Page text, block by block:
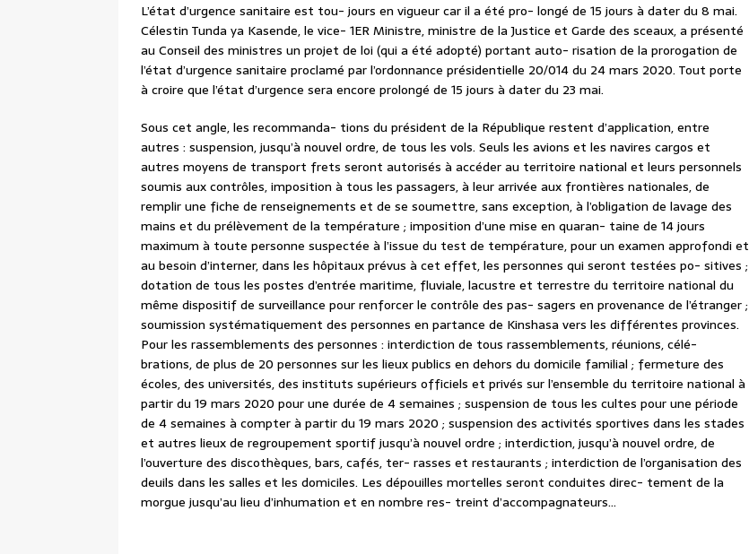
L’état d’urgence sanitaire est tou- jours en vigueur car il a été pro- longé de 15 jours à dater du 8 mai.
Célestin Tunda ya Kasende, le vice- 1ER Ministre, ministre de la Justice et Garde des sceaux, a présenté
au Conseil des ministres un projet de loi (qui a été adopté) portant auto- risation de la prorogation de
l’état d’urgence sanitaire proclamé par l’ordonnance présidentielle 20/014 du 24 mars 2020. Tout porte
à croire que l’état d’urgence sera encore prolongé de 15 jours à dater du 23 mai.
Sous cet angle, les recommanda- tions du président de la République restent d’application, entre
autres : suspension, jusqu’à nouvel ordre, de tous les vols. Seuls les avions et les navires cargos et
autres moyens de transport frets seront autorisés à accéder au territoire national et leurs personnels
soumis aux contrôles, imposition à tous les passagers, à leur arrivée aux frontières nationales, de
remplir une fiche de renseignements et de se soumettre, sans exception, à l’obligation de lavage des
mains et du prélèvement de la température ; imposition d’une mise en quaran- taine de 14 jours
maximum à toute personne suspectée à l’issue du test de température, pour un examen approfondi et
au besoin d’interner, dans les hôpitaux prévus à cet effet, les personnes qui seront testées po- sitives ;
dotation de tous les postes d’entrée maritime, fluviale, lacustre et terrestre du territoire national du
même dispositif de surveillance pour renforcer le contrôle des pas- sagers en provenance de l’étranger ;
soumission systématiquement des personnes en partance de Kinshasa vers les différentes provinces.
Pour les rassemblements des personnes : interdiction de tous rassemblements, réunions, célé-
brations, de plus de 20 personnes sur les lieux publics en dehors du domicile familial ; fermeture des
écoles, des universités, des instituts supérieurs officiels et privés sur l’ensemble du territoire national à
partir du 19 mars 2020 pour une durée de 4 semaines ; suspension de tous les cultes pour une période
de 4 semaines à compter à partir du 19 mars 2020 ; suspension des activités sportives dans les stades
et autres lieux de regroupement sportif jusqu’à nouvel ordre ; interdiction, jusqu’à nouvel ordre, de
l’ouverture des discothèques, bars, cafés, ter- rasses et restaurants ; interdiction de l’organisation des
deuils dans les salles et les domiciles. Les dépouilles mortelles seront conduites direc- tement de la
morgue jusqu’au lieu d’inhumation et en nombre res- treint d’accompagnateurs…